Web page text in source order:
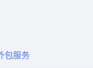
包服务